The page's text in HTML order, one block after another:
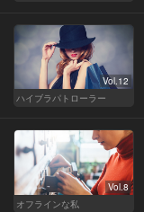
Vol.12
ハイブラパトローラー
Vol.8
オフラインな私